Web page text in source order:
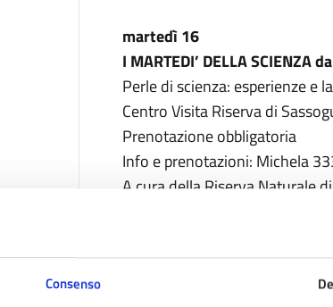
Consenso
martedì 16
I MARTEDI’ DELLA SCIENZA
Perle di scienza: esperienze e
Centro Visita Riserva di
Prenotazione obbligatoria
Info e prenotazioni: Michela
A cura della Riserva Naturale
IL CIELO DEL MESE dalle 21
Osservazioni del cielo, note